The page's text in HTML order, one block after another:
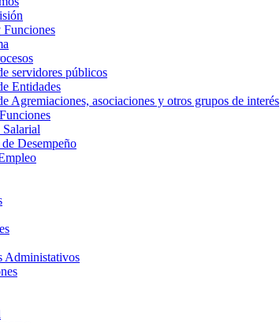
servidores públicos
Entidades
Agremiaciones, asociaciones y otros grupos de interés
Desempeño
Administativos